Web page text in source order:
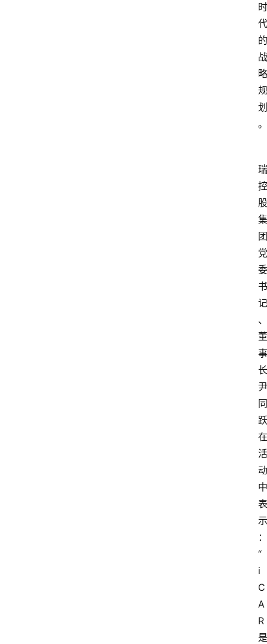
时
代
的
战
略
规
划
。
瑞
控
股
集
团
党
委
书
记
、
董
事
长
尹
同
跃
在
活
动
中
表
示
：
“
i
C
A
R
是